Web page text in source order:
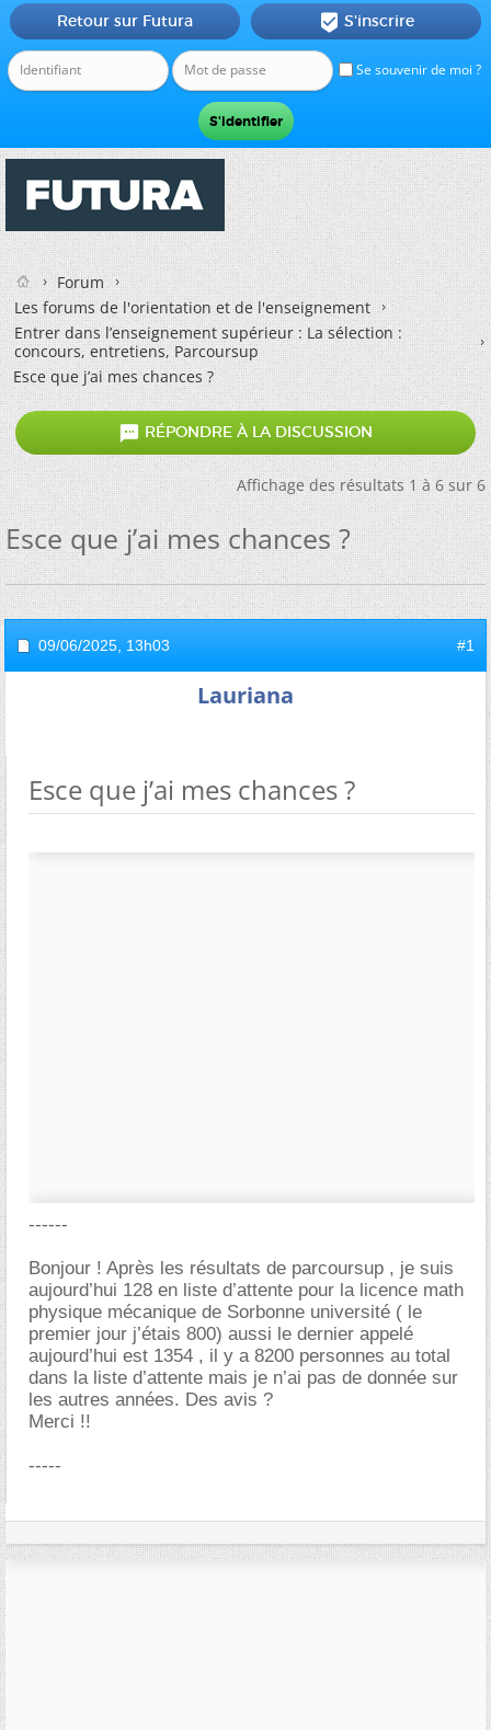
Se souvenir de moi ?
Retour sur Futura  S'inscrire
Forum
Les forums de l'orientation et de l'enseignement
Entrer dans l’enseignement supérieur : La sélection :
concours, entretiens, Parcoursup
Esce que j’ai mes chances ?
 RÉPONDRE À LA DISCUSSION
Affichage des résultats 1 à 6 sur 6
Esce que j’ai mes chances ?
09/06/2025, 13h03 #1
Lauriana
Esce que j’ai mes chances ?
------
Bonjour ! Après les résultats de parcoursup , je suis
aujourd’hui 128 en liste d’attente pour la licence math
physique mécanique de Sorbonne université ( le
premier jour j’étais 800) aussi le dernier appelé
aujourd’hui est 1354 , il y a 8200 personnes au total
dans la liste d’attente mais je n’ai pas de donnée sur
les autres années. Des avis ?
Merci !!
-----